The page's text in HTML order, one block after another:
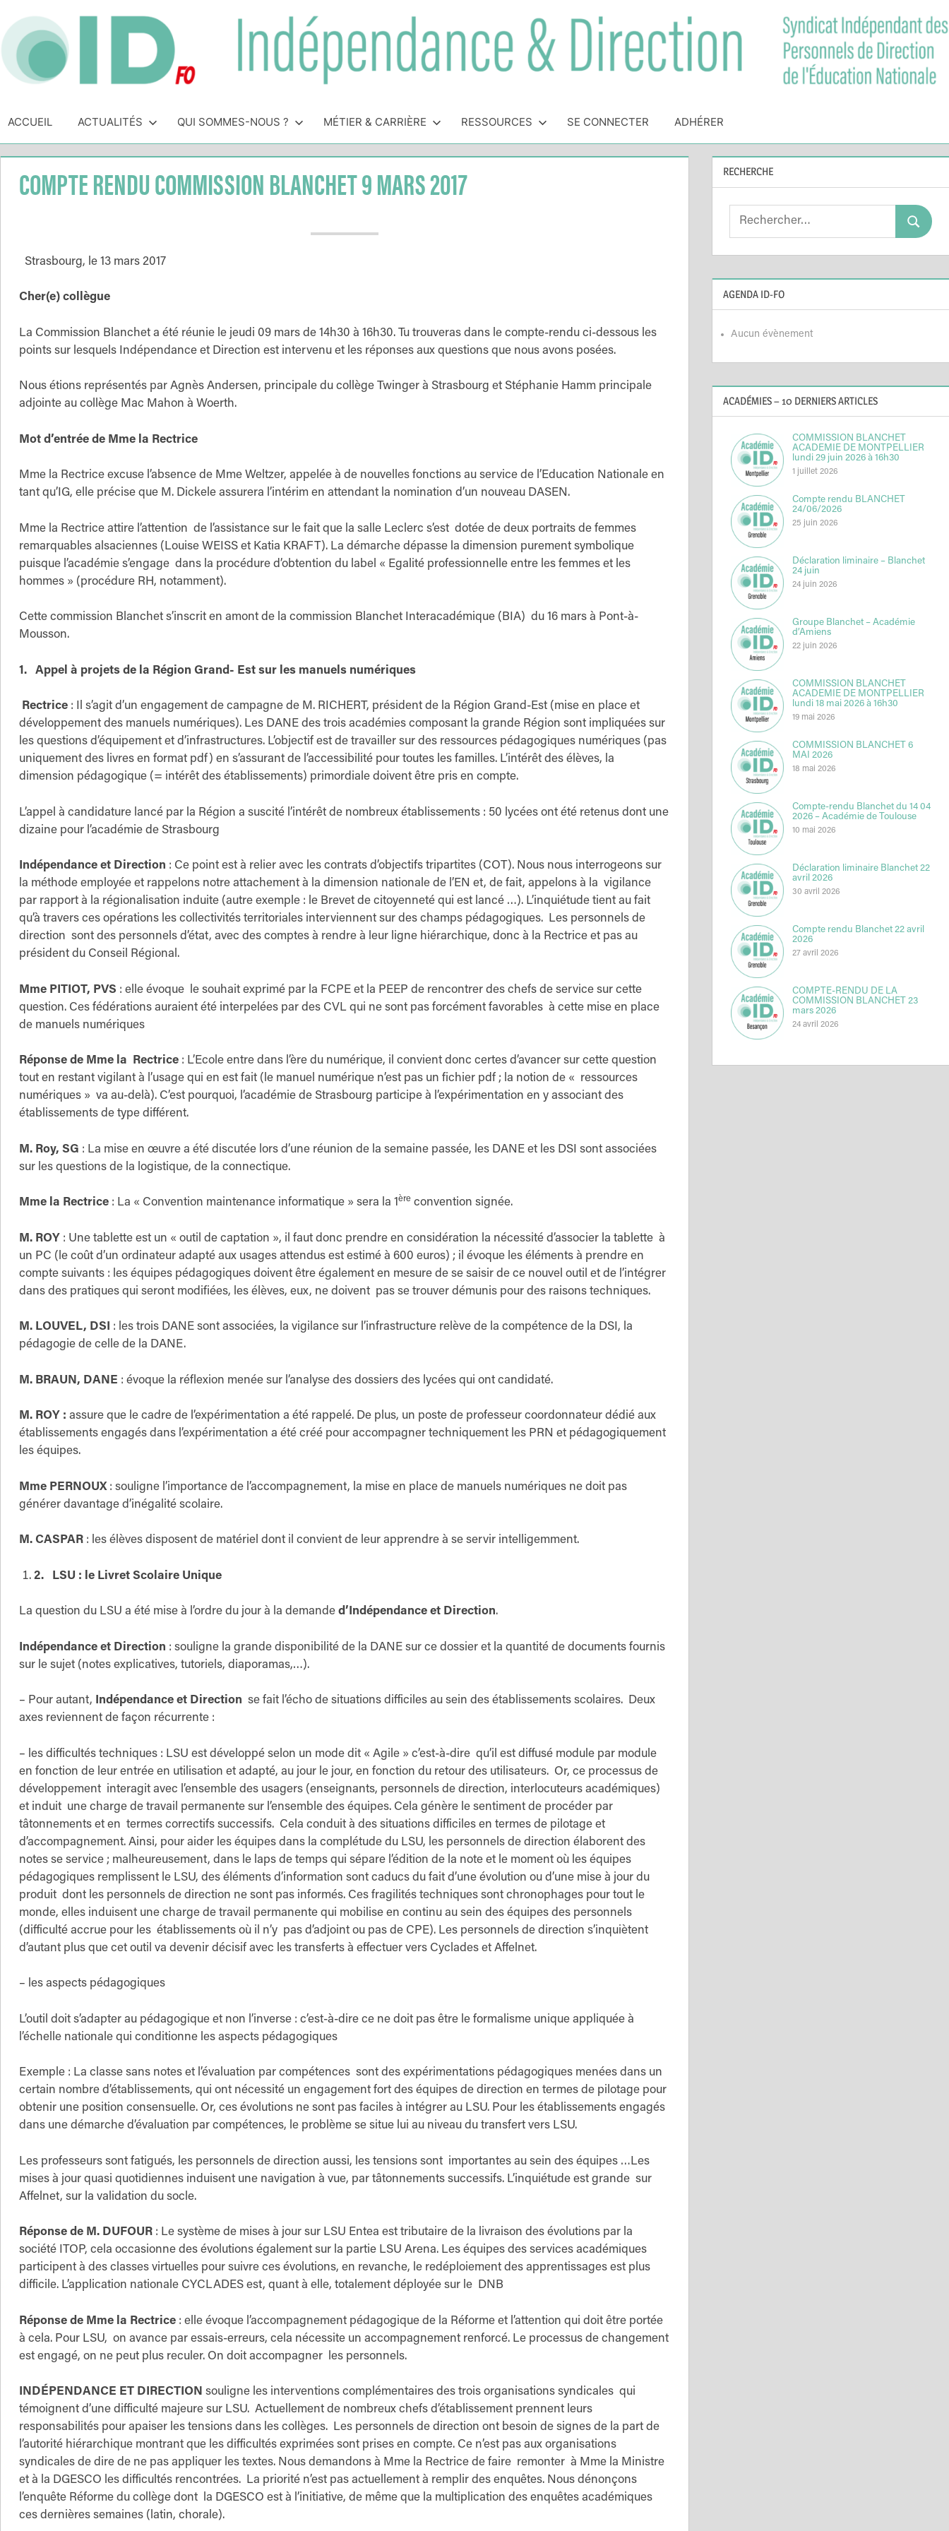
content
&
Direction
indépendant
direction
ACCUEIL ACTUALITÉS QUI SOMMES-NOUS ? MÉTIER & CARRIÈRE RESSOURCES SE CONNECTER ADHÉRER
COMPTE RENDU COMMISSION BLANCHET 9 MARS 2017
Strasbourg, le 13 mars 2017
Cher(e) collègue
La Commission Blanchet a été réunie le jeudi 09 mars de 14h30 à 16h30. Tu trouveras dans le compte-rendu ci-dessous les
points sur lesquels Indépendance et Direction est intervenu et les réponses aux questions que nous avons posées.
Nous étions représentés par Agnès Andersen, principale du collège Twinger à Strasbourg et Stéphanie Hamm principale
adjointe au collège Mac Mahon à Woerth.
Mot d’entrée de Mme la Rectrice
Mme la Rectrice excuse l’absence de Mme Weltzer, appelée à de nouvelles fonctions au service de l’Education Nationale en
tant qu’IG, elle précise que M. Dickele assurera l’intérim en attendant la nomination d’un nouveau DASEN.
Mme la Rectrice attire l’attention de l’assistance sur le fait que la salle Leclerc s’est dotée de deux portraits de femmes
remarquables alsaciennes (Louise WEISS et Katia KRAFT). La démarche dépasse la dimension purement symbolique
puisque l’académie s’engage dans la procédure d’obtention du label « Egalité professionnelle entre les femmes et les
hommes » (procédure RH, notamment).
Cette commission Blanchet s’inscrit en amont de la commission Blanchet Interacadémique (BIA) du 16 mars à Pont-à-
Mousson.
1. Appel à projets de la Région Grand- Est sur les manuels numériques
Rectrice : Il s’agit d’un engagement de campagne de M. RICHERT, président de la Région Grand-Est (mise en place et
développement des manuels numériques). Les DANE des trois académies composant la grande Région sont impliquées sur
les questions d’équipement et d’infrastructures. L’objectif est de travailler sur des ressources pédagogiques numériques (pas
uniquement des livres en format pdf) en s’assurant de l’accessibilité pour toutes les familles. L’intérêt des élèves, la
dimension pédagogique (= intérêt des établissements) primordiale doivent être pris en compte.
L’appel à candidature lancé par la Région a suscité l’intérêt de nombreux établissements : 50 lycées ont été retenus dont une
dizaine pour l’académie de Strasbourg
Indépendance et Direction : Ce point est à relier avec les contrats d’objectifs tripartites (COT). Nous nous interrogeons sur
la méthode employée et rappelons notre attachement à la dimension nationale de l’EN et, de fait, appelons à la vigilance
par rapport à la régionalisation induite (autre exemple : le Brevet de citoyenneté qui est lancé …). L’inquiétude tient au fait
qu’à travers ces opérations les collectivités territoriales interviennent sur des champs pédagogiques. Les personnels de
direction sont des personnels d’état, avec des comptes à rendre à leur ligne hiérarchique, donc à la Rectrice et pas au
président du Conseil Régional.
Mme PITIOT, PVS : elle évoque le souhait exprimé par la FCPE et la PEEP de rencontrer des chefs de service sur cette
question. Ces fédérations auraient été interpelées par des CVL qui ne sont pas forcément favorables à cette mise en place
de manuels numériques
Réponse de Mme la Rectrice: L’Ecole entre dans l’ère du numérique, il convient donc certes d’avancer sur cette question
tout en restant vigilant à l’usage qui en est fait (le manuel numérique n’est pas un fichier pdf ; la notion de « ressources
numériques » va au-delà). C’est pourquoi, l’académie de Strasbourg participe à l’expérimentation en y associant des
établissements de type différent.
M. Roy, SG : La mise en œuvre a été discutée lors d’une réunion de la semaine passée, les DANE et les DSI sont associées
sur les questions de la logistique, de la connectique.
Mme la Rectrice: La « Convention maintenance informatique » sera la 1èreconvention signée.
M. ROY : Une tablette est un « outil de captation », il faut donc prendre en considération la nécessité d’associer la tablette à
un PC (le coût d’un ordinateur adapté aux usages attendus est estimé à 600 euros) ; il évoque les éléments à prendre en
compte suivants : les équipes pédagogiques doivent être également en mesure de se saisir de ce nouvel outil et de l’intégrer
dans des pratiques qui seront modifiées, les élèves, eux, ne doivent pas se trouver démunis pour des raisons techniques.
M. LOUVEL, DSI : les trois DANE sont associées, la vigilance sur l’infrastructure relève de la compétence de la DSI, la
pédagogie de celle de la DANE.
M. BRAUN, DANE : évoque la réflexion menée sur l’analyse des dossiers des lycées qui ont candidaté.
M. ROY : assure que le cadre de l’expérimentation a été rappelé. De plus, un poste de professeur coordonnateur dédié aux
établissements engagés dans l’expérimentation a été créé pour accompagner techniquement les PRN et pédagogiquement
les équipes.
Mme PERNOUX: souligne l’importance de l’accompagnement, la mise en place de manuels numériques ne doit pas
générer davantage d’inégalité scolaire.
M. CASPAR: les élèves disposent de matériel dont il convient de leur apprendre à se servir intelligemment.
2. LSU : le Livret Scolaire Unique
La question du LSU a été mise à l’ordre du jour à la demande d’Indépendance et Direction.
Indépendance et Direction : souligne la grande disponibilité de la DANE sur ce dossier et la quantité de documents fournis
sur le sujet (notes explicatives, tutoriels, diaporamas,…).
– Pour autant, Indépendance et Direction se fait l’écho de situations difficiles au sein des établissements scolaires. Deux
axes reviennent de façon récurrente :
– les difficultés techniques : LSU est développé selon un mode dit « Agile » c’est-à-dire qu’il est diffusé module par module
en fonction de leur entrée en utilisation et adapté, au jour le jour, en fonction du retour des utilisateurs. Or, ce processus de
développement interagit avec l’ensemble des usagers (enseignants, personnels de direction, interlocuteurs académiques)
et induit une charge de travail permanente sur l’ensemble des équipes. Cela génère le sentiment de procéder par
tâtonnements et en termes correctifs successifs. Cela conduit à des situations difficiles en termes de pilotage et
d’accompagnement. Ainsi, pour aider les équipes dans la complétude du LSU, les personnels de direction élaborent des
notes se service ; malheureusement, dans le laps de temps qui sépare l’édition de la note et le moment où les équipes
pédagogiques remplissent le LSU, des éléments d’information sont caducs du fait d’une évolution ou d’une mise à jour du
produit dont les personnels de direction ne sont pas informés. Ces fragilités techniques sont chronophages pour tout le
monde, elles induisent une charge de travail permanente qui mobilise en continu au sein des équipes des personnels
(difficulté accrue pour les établissements où il n’y pas d’adjoint ou pas de CPE). Les personnels de direction s’inquiètent
d’autant plus que cet outil va devenir décisif avec les transferts à effectuer vers Cyclades et Affelnet.
– les aspects pédagogiques
L’outil doit s’adapter au pédagogique et non l’inverse : c’est-à-dire ce ne doit pas être le formalisme unique appliquée à
l’échelle nationale qui conditionne les aspects pédagogiques
Exemple : La classe sans notes et l’évaluation par compétences sont des expérimentations pédagogiques menées dans un
certain nombre d’établissements, qui ont nécessité un engagement fort des équipes de direction en termes de pilotage pour
obtenir une position consensuelle. Or, ces évolutions ne sont pas faciles à intégrer au LSU. Pour les établissements engagés
dans une démarche d’évaluation par compétences, le problème se situe lui au niveau du transfert vers LSU.
Les professeurs sont fatigués, les personnels de direction aussi, les tensions sont importantes au sein des équipes …Les
mises à jour quasi quotidiennes induisent une navigation à vue, par tâtonnements successifs. L’inquiétude est grande sur
Affelnet, sur la validation du socle.
Réponse de M. DUFOUR: Le système de mises à jour sur LSU Entea est tributaire de la livraison des évolutions par la
société ITOP, cela occasionne des évolutions également sur la partie LSU Arena. Les équipes des services académiques
participent à des classes virtuelles pour suivre ces évolutions, en revanche, le redéploiement des apprentissages est plus
difficile. L’application nationale CYCLADES est, quant à elle, totalement déployée sur le DNB
Réponse de Mme la Rectrice: elle évoque l’accompagnement pédagogique de la Réforme et l’attention qui doit être portée
à cela. Pour LSU, on avance par essais-erreurs, cela nécessite un accompagnement renforcé. Le processus de changement
est engagé, on ne peut plus reculer. On doit accompagner les personnels.
INDÉPENDANCE ET DIRECTION souligne les interventions complémentaires des trois organisations syndicales qui
témoignent d’une difficulté majeure sur LSU. Actuellement de nombreux chefs d’établissement prennent leurs
responsabilités pour apaiser les tensions dans les collèges. Les personnels de direction ont besoin de signes de la part de
l’autorité hiérarchique montrant que les difficultés exprimées sont prises en compte. Ce n’est pas aux organisations
syndicales de dire de ne pas appliquer les textes. Nous demandons à Mme la Rectrice de faire remonter à Mme la Ministre
et à la DGESCO les difficultés rencontrées. La priorité n’est pas actuellement à remplir des enquêtes. Nous dénonçons
l’enquête Réforme du collège dont la DGESCO est à l’initiative, de même que la multiplication des enquêtes académiques
ces dernières semaines (latin, chorale).
RECHERCHE
Search
Search
AGENDA ID-FO
Aucun évènement
ACADÉMIES – 10 DERNIERS ARTICLES
COMMISSION BLANCHET
ACADEMIE DE MONTPELLIER
lundi 29 juin 2026 à 16h30
1 juillet 2026
Compte rendu BLANCHET
24/06/2026
25 juin 2026
Déclaration liminaire – Blanchet
24 juin
24 juin 2026
Groupe Blanchet – Académie
d’Amiens
22 juin 2026
COMMISSION BLANCHET
ACADEMIE DE MONTPELLIER
lundi 18 mai 2026 à 16h30
19 mai 2026
COMMISSION BLANCHET 6
MAI 2026
18 mai 2026
Compte-rendu Blanchet du 14 04
2026 – Académie de Toulouse
10 mai 2026
Déclaration liminaire Blanchet 22
avril 2026
30 avril 2026
Compte rendu Blanchet 22 avril
2026
27 avril 2026
COMPTE-RENDU DE LA
COMMISSION BLANCHET 23
mars 2026
24 avril 2026